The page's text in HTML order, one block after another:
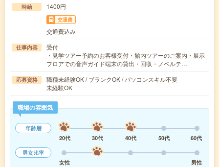
時給 1400円
交通費
交通費込み
仕事内容
受付
・見学ツアー予約のお客様受付・館内ツアーのご案内・展示
フロアでの音声ガイド端末の貸出・回収・ノベルテ…
応募資格
職種未経験OK / ブランクOK / パソコンスキル不要
未経験OK
職場の雰囲気
年齢層
20代
30代 40代 50代
60代
男女比率
女性
男性